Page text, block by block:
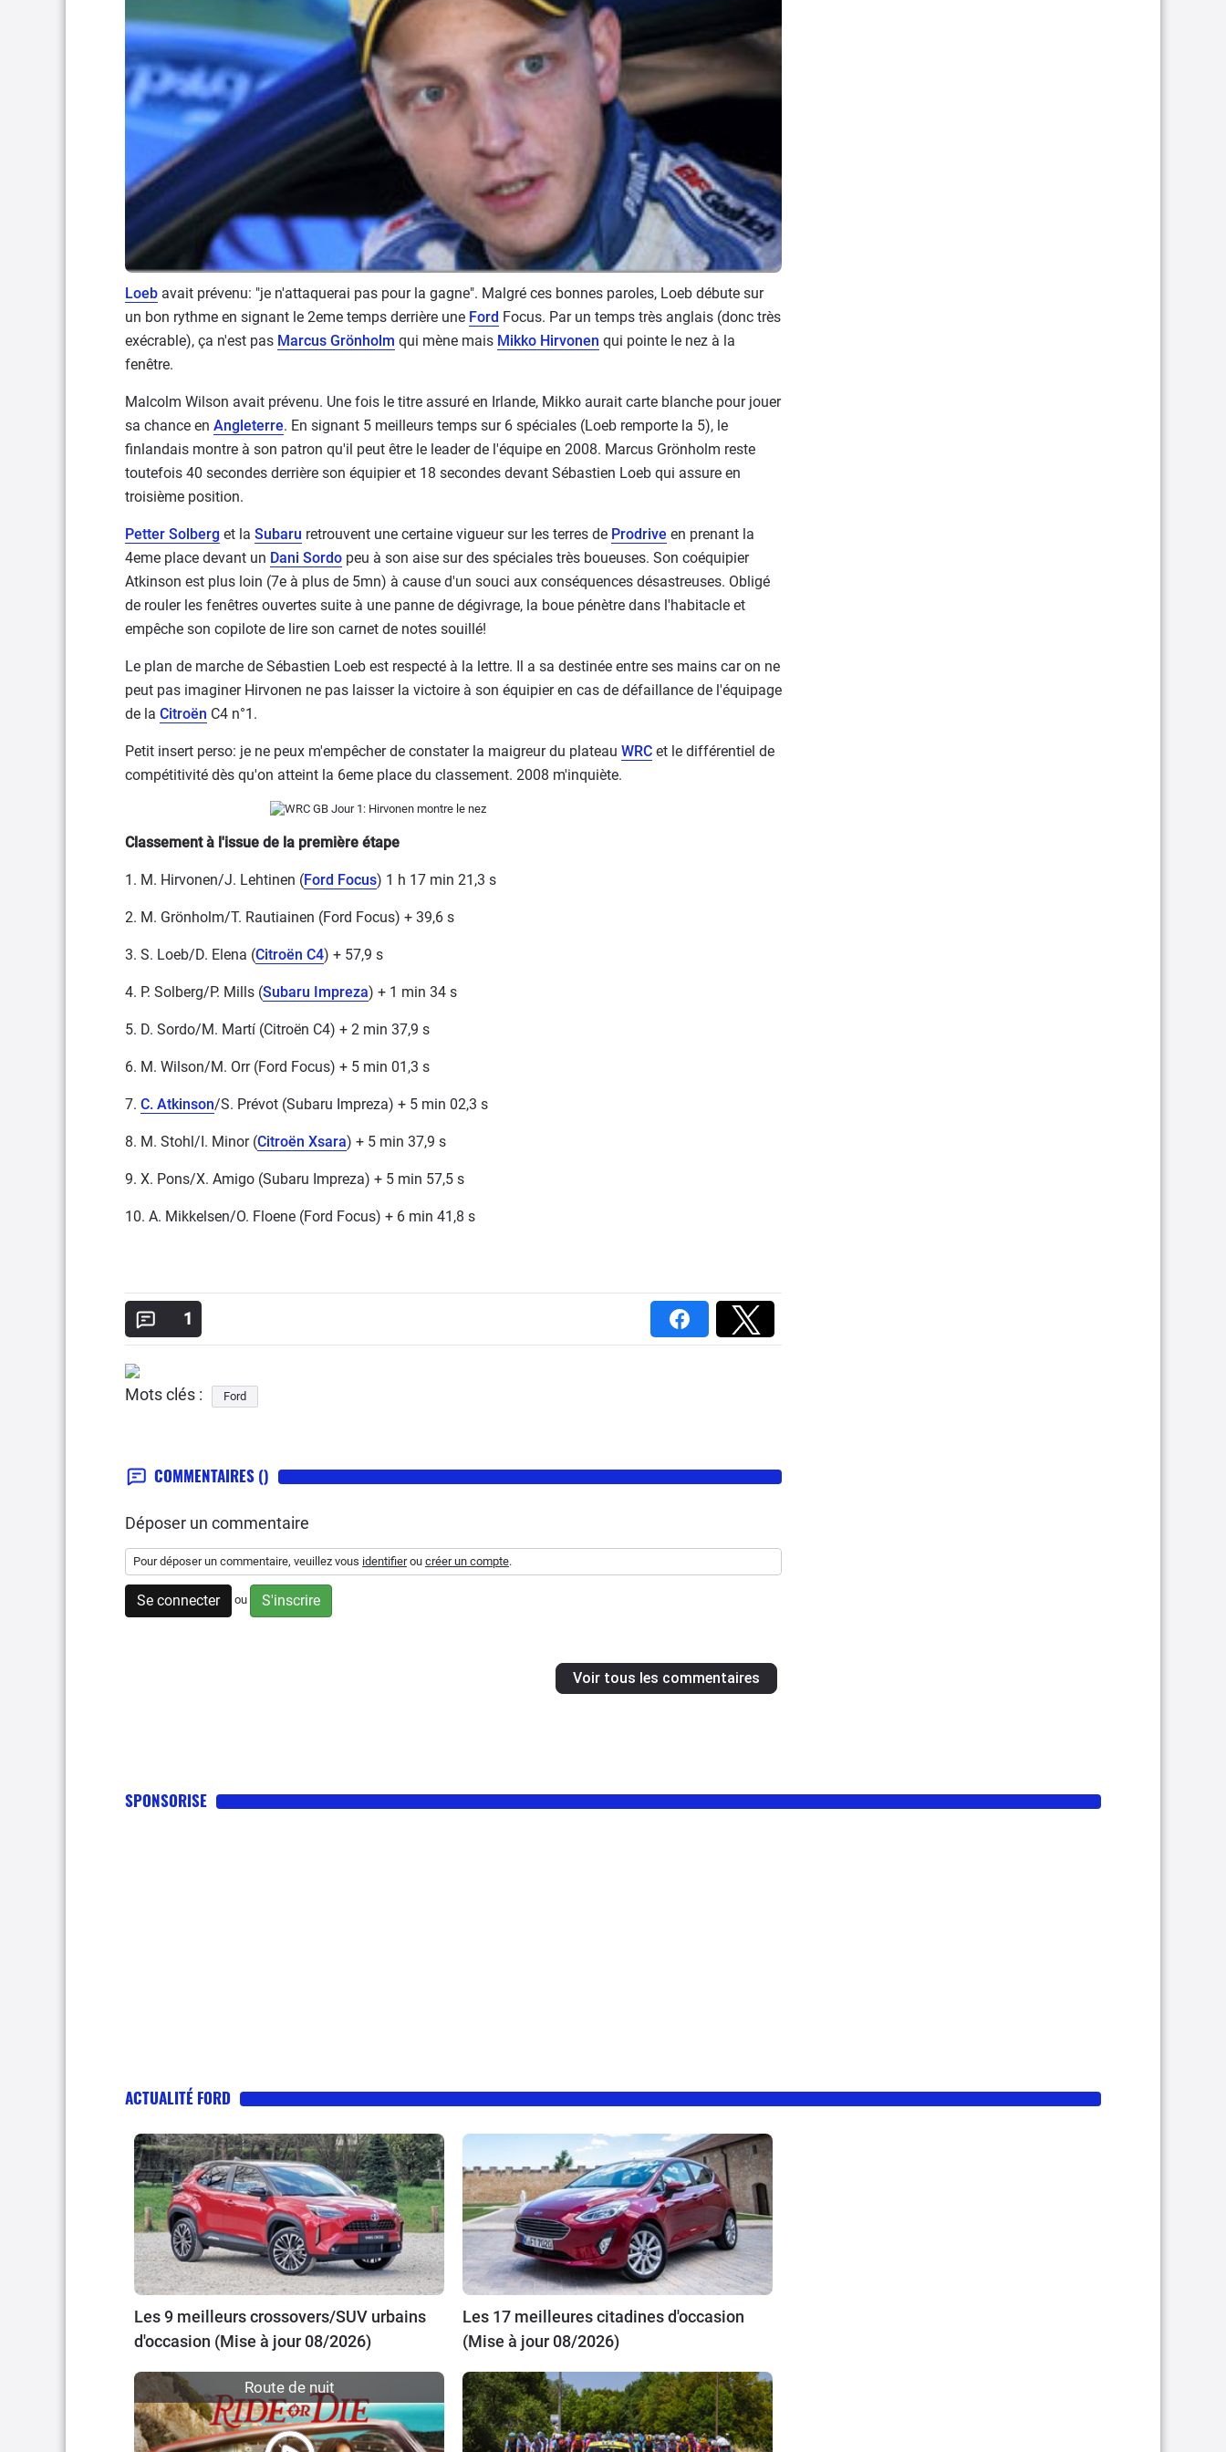
Loeb avait prévenu: "je n'attaquerai pas pour la gagne". Malgré ces bonnes paroles, Loeb débute sur
un bon rythme en signant le 2eme temps derrière une Ford Focus. Par un temps très anglais (donc très
exécrable), ça n'est pas Marcus Grönholm qui mène mais Mikko Hirvonen qui pointe le nez à la
fenêtre.
Malcolm Wilson avait prévenu. Une fois le titre assuré en Irlande, Mikko aurait carte blanche pour jouer
sa chance en Angleterre. En signant 5 meilleurs temps sur 6 spéciales (Loeb remporte la 5), le
finlandais montre à son patron qu'il peut être le leader de l'équipe en 2008. Marcus Grönholm reste
toutefois 40 secondes derrière son équipier et 18 secondes devant Sébastien Loeb qui assure en
troisième position.
Petter Solberg et la Subaru retrouvent une certaine vigueur sur les terres de Prodrive en prenant la
4eme place devant un Dani Sordo peu à son aise sur des spéciales très boueuses. Son coéquipier
Atkinson est plus loin (7e à plus de 5mn) à cause d'un souci aux conséquences désastreuses. Obligé
de rouler les fenêtres ouvertes suite à une panne de dégivrage, la boue pénètre dans l'habitacle et
empêche son copilote de lire son carnet de notes souillé!
Le plan de marche de Sébastien Loeb est respecté à la lettre. Il a sa destinée entre ses mains car on ne
peut pas imaginer Hirvonen ne pas laisser la victoire à son équipier en cas de défaillance de l'équipage
de la Citroën C4 n°1.
Petit insert perso: je ne peux m'empêcher de constater la maigreur du plateau WRC et le différentiel de
compétitivité dès qu'on atteint la 6eme place du classement. 2008 m'inquiète.
Classement à l'issue de la première étape
1. M. Hirvonen/J. Lehtinen (Ford Focus) 1 h 17 min 21,3 s
2. M. Grönholm/T. Rautiainen (Ford Focus) + 39,6 s
3. S. Loeb/D. Elena (Citroën C4) + 57,9 s
4. P. Solberg/P. Mills (Subaru Impreza) + 1 min 34 s
5. D. Sordo/M. Martí (Citroën C4) + 2 min 37,9 s
6. M. Wilson/M. Orr (Ford Focus) + 5 min 01,3 s
7. C. Atkinson/S. Prévot (Subaru Impreza) + 5 min 02,3 s
8. M. Stohl/I. Minor (Citroën Xsara) + 5 min 37,9 s
9. X. Pons/X. Amigo (Subaru Impreza) + 5 min 57,5 s
10. A. Mikkelsen/O. Floene (Ford Focus) + 6 min 41,8 s
1
Mots clés : Ford
COMMENTAIRES ()
Déposer un commentaire
Pour déposer un commentaire, veuillez vous identifierou créer un compte.
Se connecter ou S'inscrire
Voir tous les commentaires
SPONSORISE
ACTUALITÉ FORD
Les 9 meilleurs crossovers/SUV urbains
d'occasion (Mise à jour 08/2026)
Les 17 meilleures citadines d'occasion
(Mise à jour 08/2026)
Route de nuit